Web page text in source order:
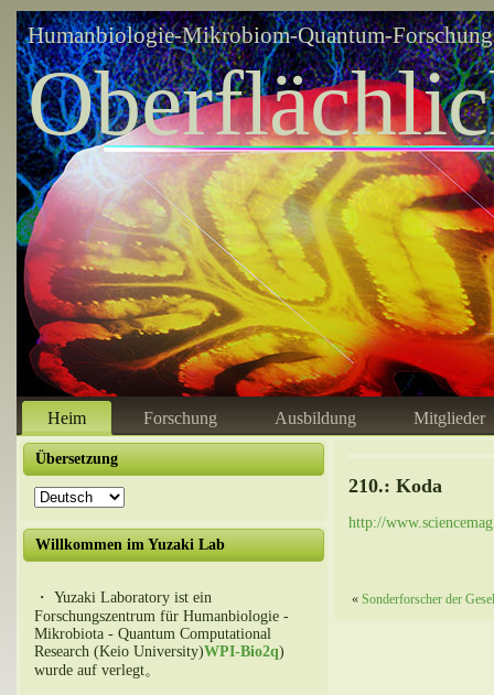
Humanbiologie-Mikrobiom-Quantum-
Heim Forschung Ausbildung Mitglieder
Übersetzung
Willkommen im Yuzaki Lab
・ Yuzaki Laboratory ist ein
Forschungszentrum für Humanbiologie -
Mikrobiota - Quantum Computational
Research (Keio University)WPI-Bio2q)
wurde auf verlegt。
210.: Koda
http://
« Sonderforscher der